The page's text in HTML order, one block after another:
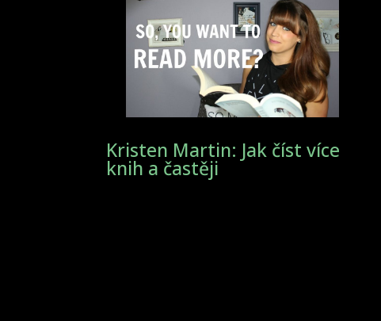
Kristen Martin: Jak číst více
knih a častěji